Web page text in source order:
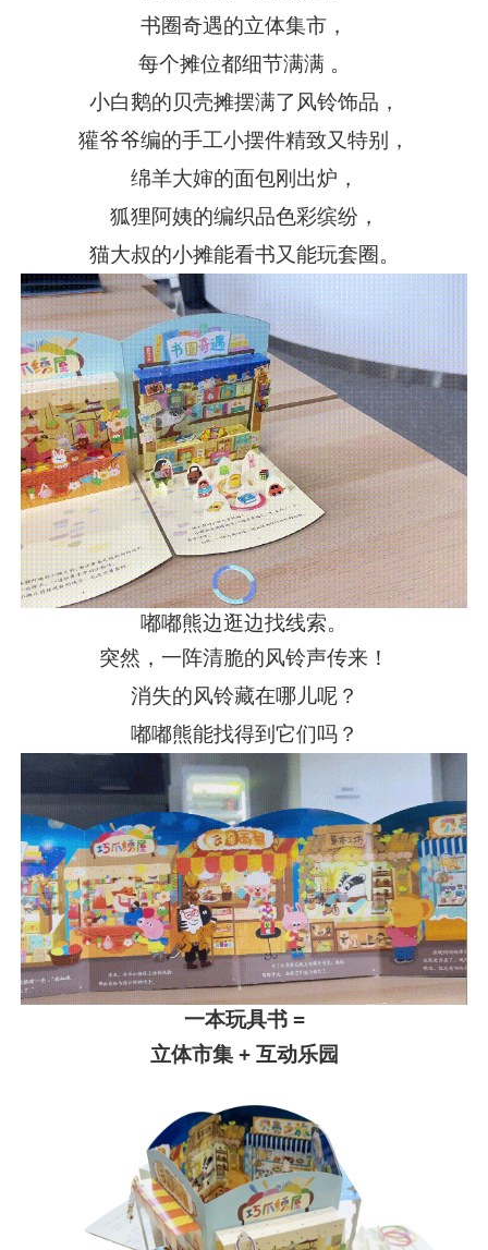
书圈奇遇的立体集市，
每个摊位都细节满满 。
小白鹅的贝壳摊摆满了风铃饰品，
獾爷爷编的手工小摆件精致又特别，
绵羊大婶的面包刚出炉，
狐狸阿姨的编织品色彩缤纷，
猫大叔的小摊能看书又能玩套圈。
嘟嘟熊边逛边找线索。
突然，一阵清脆的风铃声传来！
消失的风铃藏在哪儿呢？
嘟嘟熊能找得到它们吗？
一本玩具书 =
立体市集 + 互动乐园